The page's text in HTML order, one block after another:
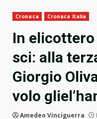
Cronaca Cronaca Italia
In
sci: alla
Giorgio
volo
Amedeo Vinciguerra